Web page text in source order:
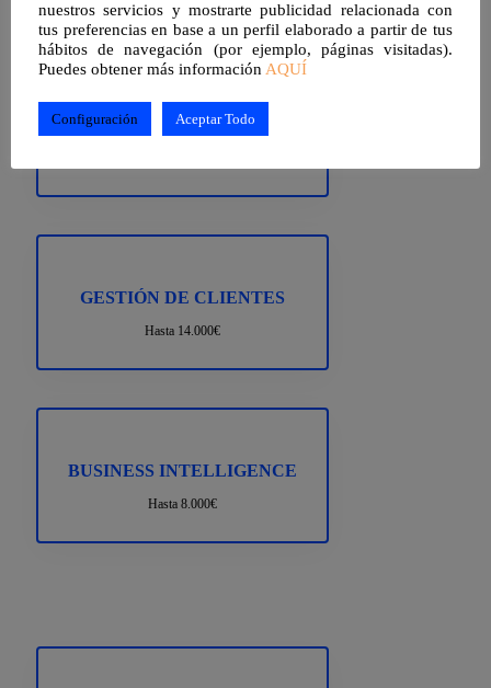
GESTIÓN DE REDES SOCIALES
GESTIÓN DE CLIENTES
Hasta 14.000€
BUSINESS INTELLIGENCE
Hasta 8.000€
nuestros servicios y mostrarte publicidad relacionada con
tus preferencias en base a un perfil elaborado a partir de tus
hábitos de navegación (por ejemplo, páginas visitadas).
Puedes obtener más información AQUÍ
Configuración Aceptar Todo